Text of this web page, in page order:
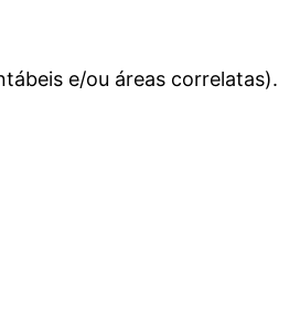
e/ou áreas correlatas).